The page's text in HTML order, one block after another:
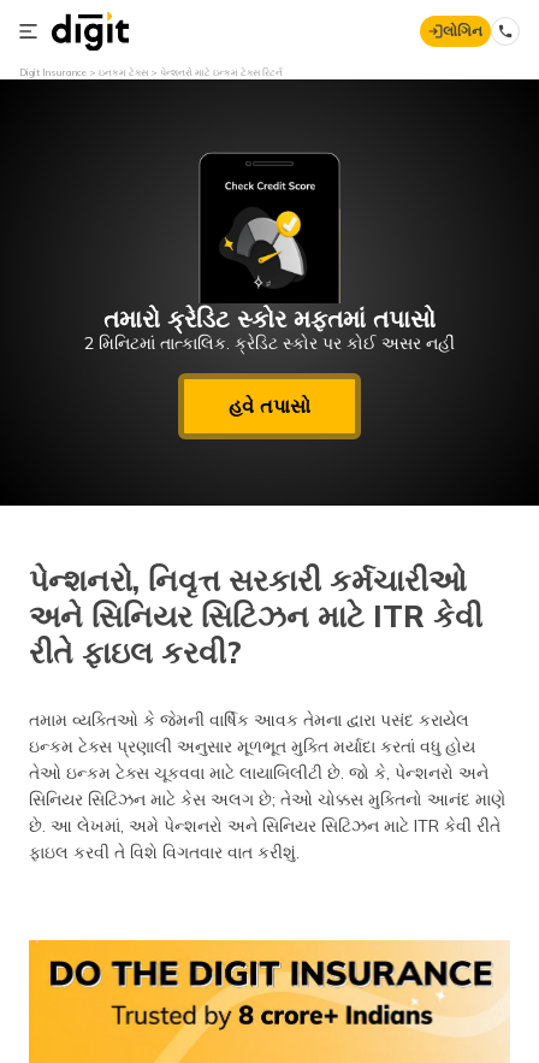
લોગિન
Digit Insurance ઇનકમ ટેક્સ પેન્શનરો માટે ઇન્કમ ટેક્સ રિટર્ન
તમારો ક્રેડિટ સ્કોર મફતમાં તપાસો
2 મિનિટમાં તાત્કાલિક. ક્રેડિટ સ્કોર પર કોઈ અસર નહીં
હવે તપાસો
પેન્શનરો, નિવૃત્ત સરકારી કર્મચારીઓ
અને સિનિયર સિટિઝન માટે ITR કેવી
રીતે ફાઇલ કરવી?
તમામ વ્યક્તિઓ કે જેમની વાર્ષિક આવક તેમના દ્વારા પસંદ કરાયેલ
ઇન્કમ ટેક્સ પ્રણાલી અનુસાર મૂળભૂત મુક્તિ મર્યાદા કરતાં વધુ હોય
તેઓ ઇન્કમ ટેક્સ ચૂકવવા માટે લાયાબિલીટી છે. જો કે, પેન્શનરો અને
સિનિયર સિટિઝન માટે કેસ અલગ છે; તેઓ ચોક્કસ મુક્તિનો આનંદ માણે
છે. આ લેખમાં, અમે પેન્શનરો અને સિનિયર સિટિઝન માટે ITR કેવી રીતે
ફાઇલ કરવી તે વિશે વિગતવાર વાત કરીશું.